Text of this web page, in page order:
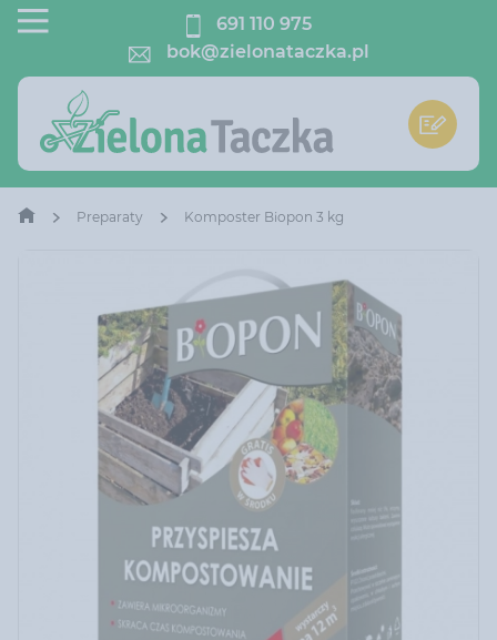
691 110 975
bok@zielonataczka.pl
Preparaty Komposter Biopon 3 kg